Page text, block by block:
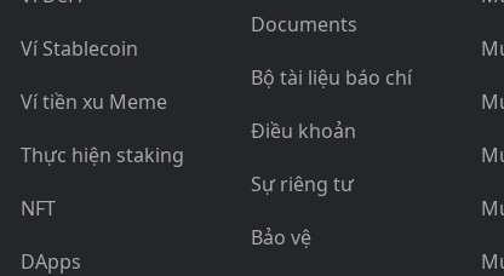
Ví Stablecoin
Ví tiền xu Meme
Thực hiện staking
NFT
DApps
Documents
Bộ tài liệu báo chí
Điều khoản
Sự riêng tư
Bảo vệ